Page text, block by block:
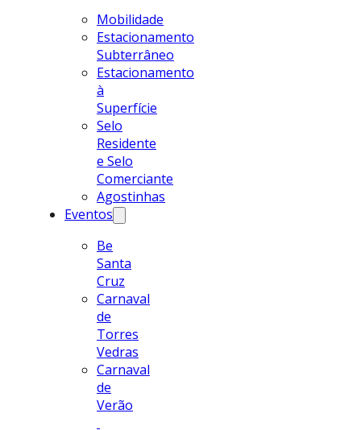
Mobilidade
Estacionamento
Subterrâneo
Estacionamento
à
Superfície
Selo
Residente
e Selo
Comerciante
Agostinhas
Eventos
Be
Santa
Cruz
Carnaval
de
Torres
Vedras
Carnaval
de
Verão